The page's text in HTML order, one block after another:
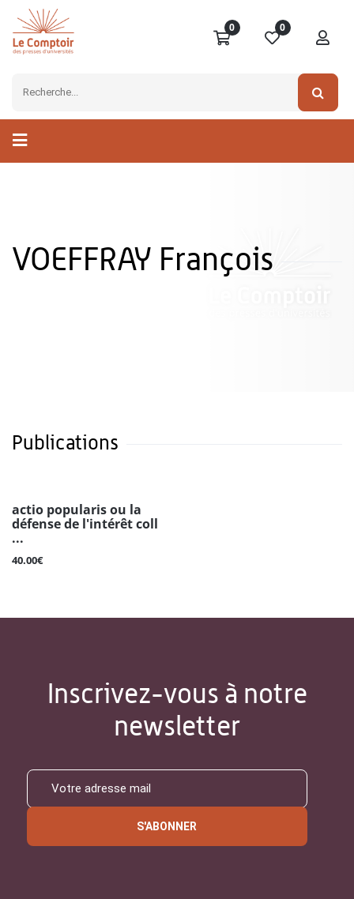
0 0
VOEFFRAY François
Publications
actio popularis ou la
défense de l'intérêt coll
...
40.00€
Inscrivez-vous à notre
newsletter
S'ABONNER